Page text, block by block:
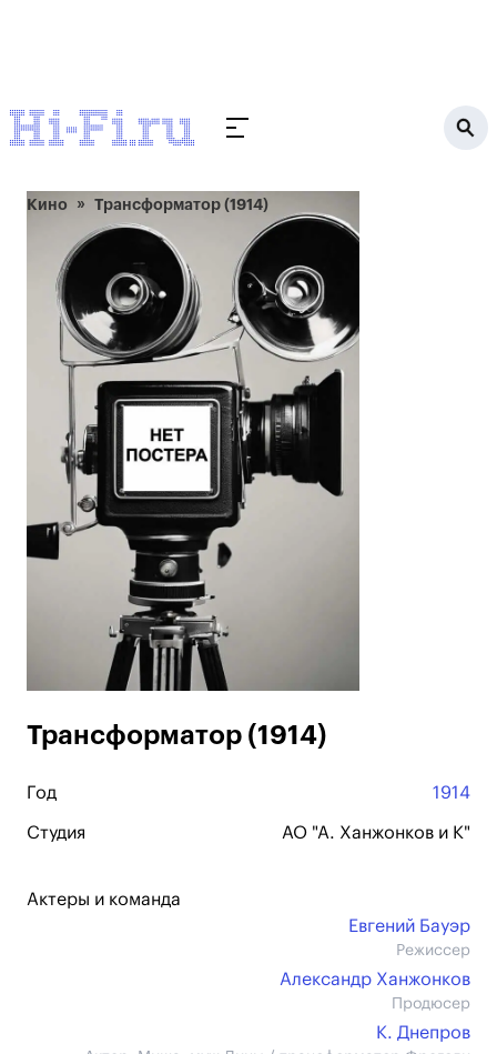
Кино Трансформатор (1914)
Трансформатор (1914)
Год 1914
Студия АО "А. Ханжонков и К"
Актеры и команда
Евгений Бауэр
Режиссер
Александр Ханжонков
Продюсер
К. Днепров